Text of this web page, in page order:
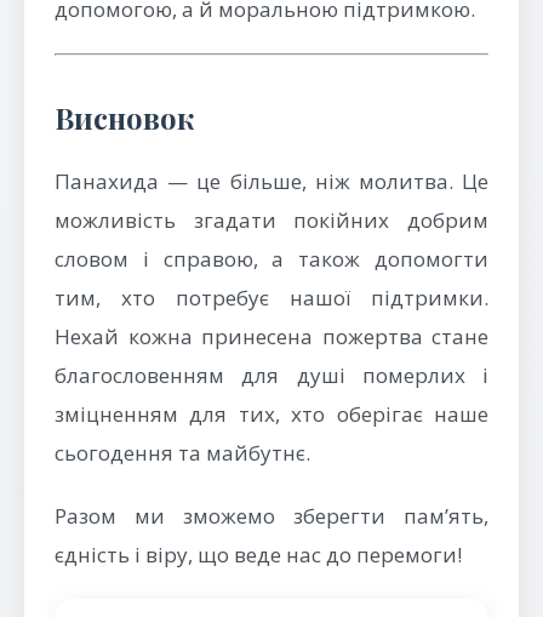
допомогою, а й моральною підтримкою.
Висновок
Панахида — це більше, ніж молитва. Це
можливість згадати покійних добрим
словом і справою, а також допомогти
тим, хто потребує нашої підтримки.
Нехай кожна принесена пожертва стане
благословенням для душі померлих і
зміцненням для тих, хто оберігає наше
сьогодення та майбутнє.
Разом ми зможемо зберегти пам’ять,
єдність і віру, що веде нас до перемоги!